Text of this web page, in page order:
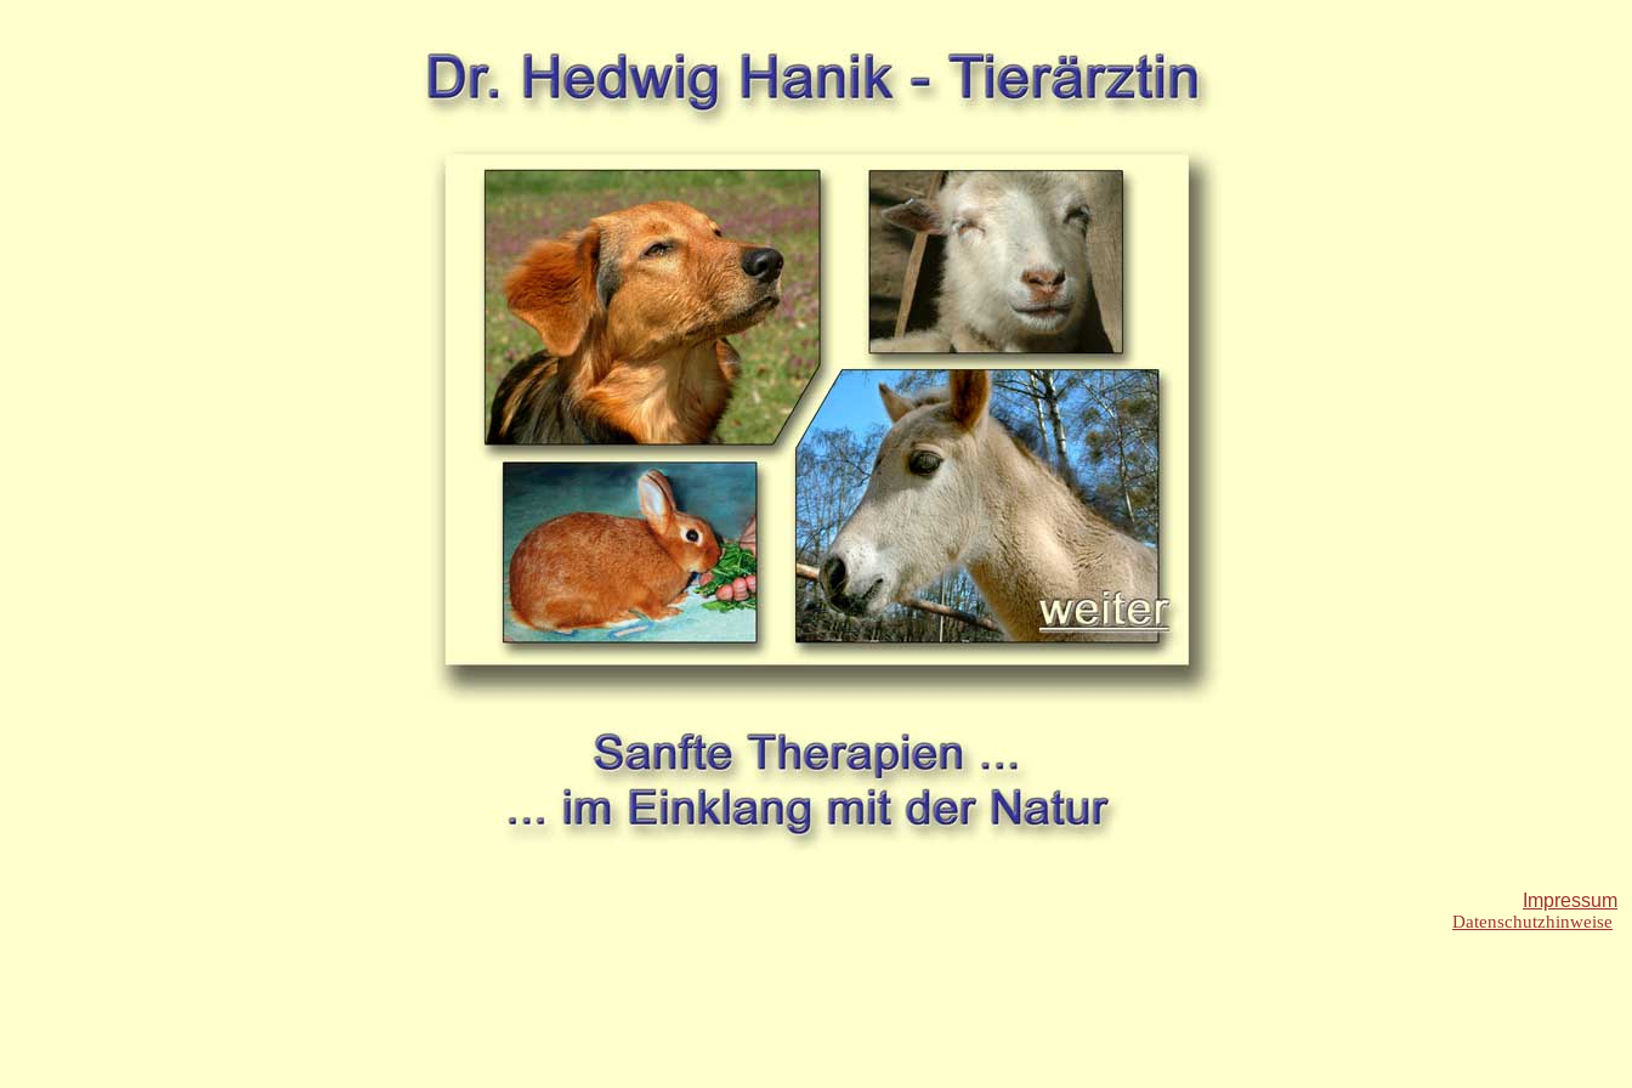
Impressum
Datenschutzhinweise